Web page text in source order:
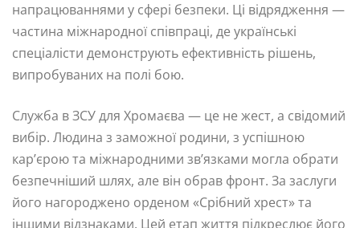
напрацюваннями у сфері безпеки. Ці відрядження —
частина міжнародної співпраці, де українські
спеціалісти демонструють ефективність рішень,
випробуваних на полі бою.
Служба в ЗСУ для Хромаєва — це не жест, а свідомий
вибір. Людина з заможної родини, з успішною
кар’єрою та міжнародними зв’язками могла обрати
безпечніший шлях, але він обрав фронт. За заслуги
його нагороджено орденом «Срібний хрест» та
іншими відзнаками. Цей етап життя підкреслює його